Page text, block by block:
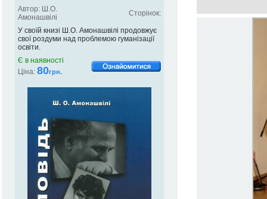
Автор: Ш.О.
Амонашвілі
Сторінок:
У своїй книзі Ш.О. Амонашвілі продовжує
свої роздуми над проблемою гуманізації
освіти.
Є в наявності
Ціна: 80грн.